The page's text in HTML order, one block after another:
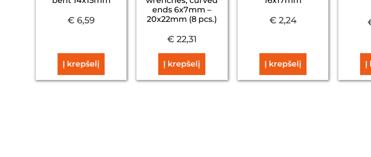
€ 6,59
Į krepšelį
ends 6x7mm –
20x22mm (8 pcs.)
€22,31
Į krepšelį
€2,24
Į krepšelį Į